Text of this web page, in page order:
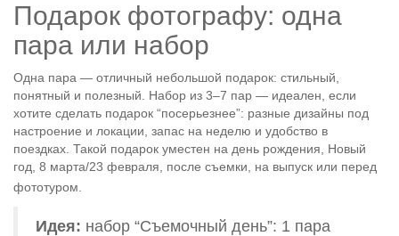
Подарок фотографу: одна
пара или набор
Одна пара — отличный небольшой подарок: стильный,
понятный и полезный. Набор из 3–7 пар — идеален, если
хотите сделать подарок “посерьезнее”: разные дизайны под
настроение и локации, запас на неделю и удобство в
поездках. Такой подарок уместен на день рождения, Новый
год, 8 марта/23 февраля, после съемки, на выпуск или перед
фототуром.
Идея: набор “Съемочный день”: 1 пара